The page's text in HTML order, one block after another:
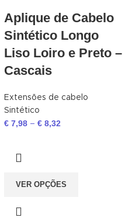
Aplique de Cabelo
Sintético Longo
Liso Loiro e Preto –
Cascais
Extensões de cabelo
Sintético
€ 7,98 – € 8,32
VER OPÇÕES